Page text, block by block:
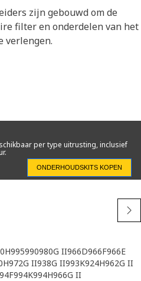
zijn gebouwd om de
filter en onderdelen van het
verlengen.
per type uitrusting, inclusief
ONDERHOUDSKITS KOPEN
995990980G II966D966F966E
972G II938G II993K924H962G II
994K994H966G II